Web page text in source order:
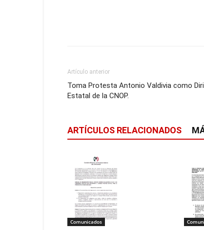
Artículo anterior
Toma Protesta Antonio Valdivia como
Estatal de la CNOP.
ARTÍCULOS RELACIONADOS
Comunicados